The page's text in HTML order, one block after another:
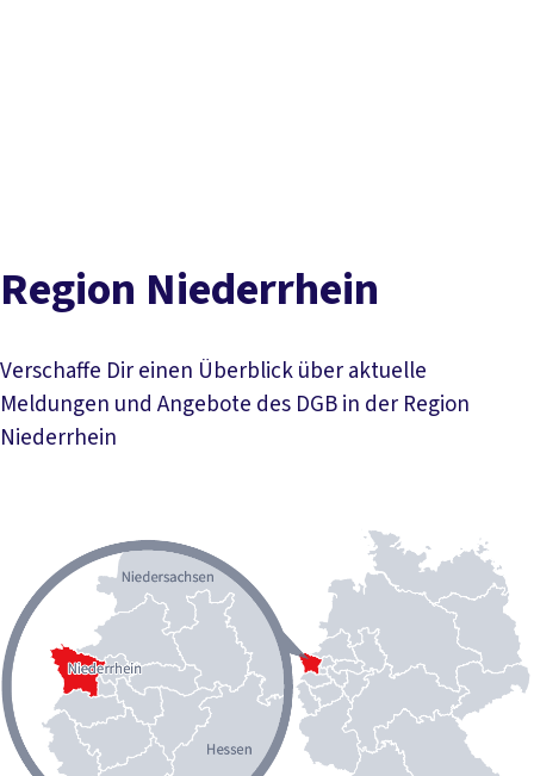
Region Niederrhein
Verschaffe Dir einen Überblick über aktuelle
Meldungen und Angebote des DGB in der Region
Niederrhein